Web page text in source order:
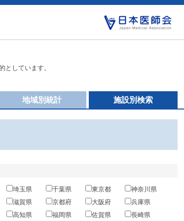
としています。
施設別検索
地域別統計
埼玉県 千葉県 東京都
神奈川県
滋賀県 京都府 大阪府
兵庫県
高知県 福岡県 佐賀県
長崎県